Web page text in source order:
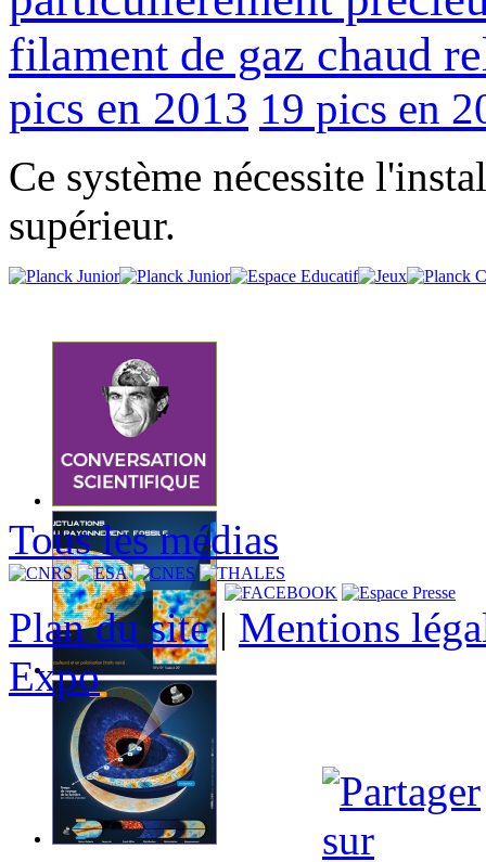
filament de gaz chaud
pics en 2013 19 pics en
Ce système nécessite
supérieur.
Tous les médias
Plan du site| Mentions
Expo